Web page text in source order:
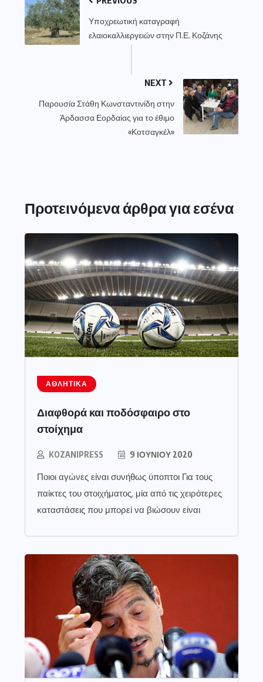
Υποχρεωτική καταγραφή
ελαιοκαλλιεργειών στην Π.Ε. Κοζάνης
NEXT
Παρουσία Στάθη Κωνσταντινίδη στην
Άρδασσα Εορδαίας για το έθιμο
«Κοτσαγκέλ»
Προτεινόμενα άρθρα για εσένα
ΑΘΛΗΤΙΚΆ
Διαφθορά και ποδόσφαιρο στο
στοίχημα
KOZANIPRESS 9 ΙΟΥΝΊΟΥ 2020
Ποιοι αγώνες είναι συνήθως ύποπτοι Για τους
παίκτες του στοιχήματος, μία από τις χειρότερες
καταστάσεις που μπορεί να βιώσουν είναι